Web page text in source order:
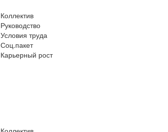
Коллектив
Руководство
Условия труда
Соц.пакет
Карьерный рост